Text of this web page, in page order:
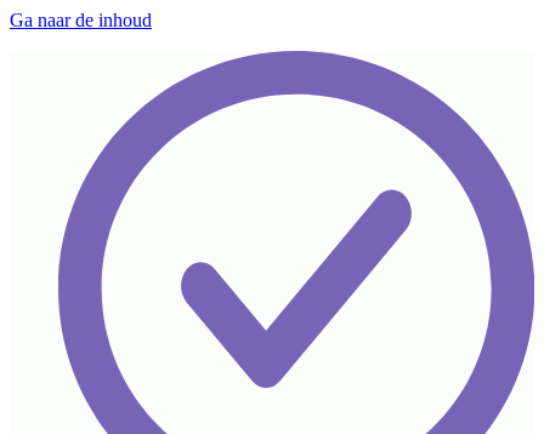
Ga naar de inhoud